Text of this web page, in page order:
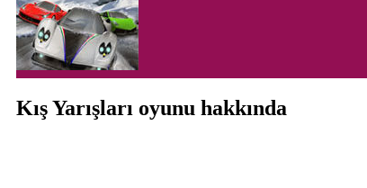
Kış Yarışları oyunu hakkında